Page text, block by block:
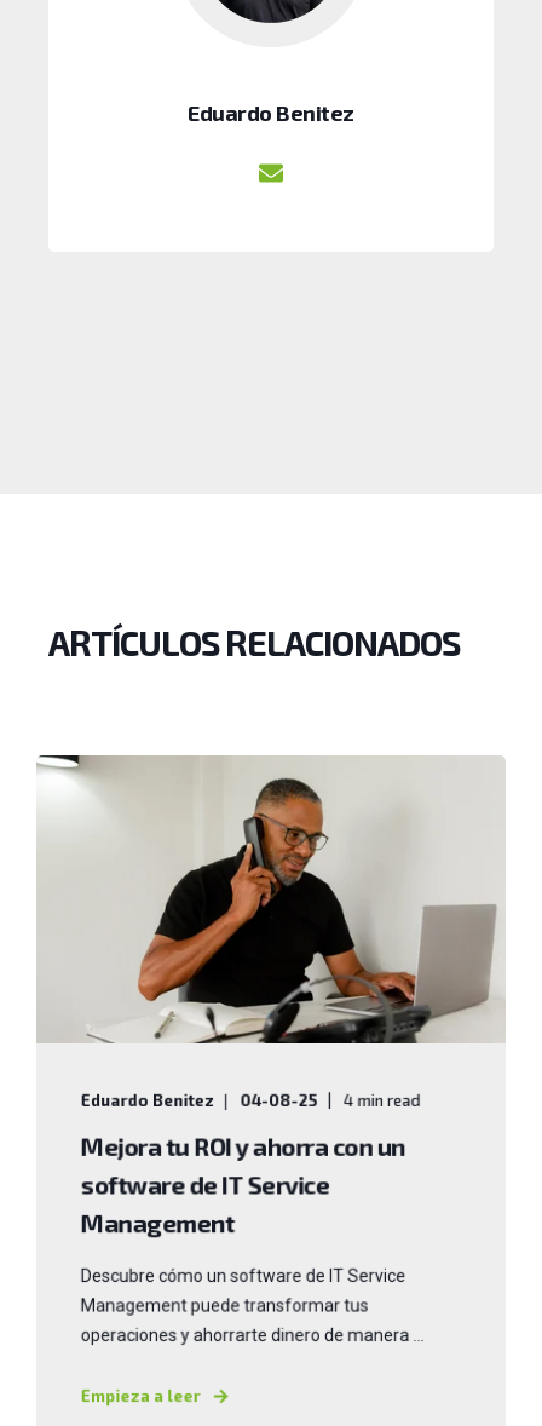
Eduardo Benitez
ARTÍCULOS RELACIONADOS
Eduardo Benitez 04-08-25 4 min read
Mejora tu ROI y ahorra con un
software de IT Service
Management
Descubre cómo un software de IT Service
Management puede transformar tus
operaciones y ahorrarte dinero de manera ...
Empieza a leer